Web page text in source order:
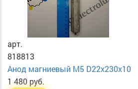
арт.
818813
Анод магниевый М5 D22х230х10
1 480 руб.